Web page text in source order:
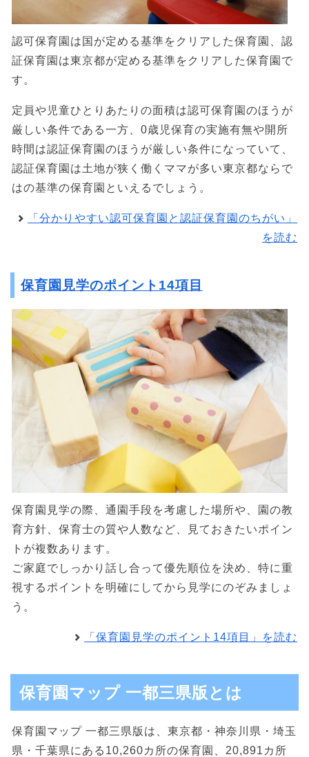
認可保育園は国が定める基準をクリアした保育園、認
証保育園は東京都が定める基準をクリアした保育園で
す。
定員や児童ひとりあたりの面積は認可保育園のほうが
厳しい条件である一方、0歳児保育の実施有無や開所
時間は認証保育園のほうが厳しい条件になっていて、
認証保育園は土地が狭く働くママが多い東京都ならで
はの基準の保育園といえるでしょう。
「分かりやすい認可保育園と認証保育園のちがい」
を読む
保育園見学のポイント14項目
保育園見学の際、通園手段を考慮した場所や、園の教
育方針、保育士の質や人数など、見ておきたいポイン
トが複数あります。
ご家庭でしっかり話し合って優先順位を決め、特に重
視するポイントを明確にしてから見学にのぞみましょ
う。
「保育園見学のポイント14項目」を読む
保育園マップ 一都三県版とは
保育園マップ 一都三県版は、東京都・神奈川県・埼玉
県・千葉県にある10,260カ所の保育園、20,891カ所